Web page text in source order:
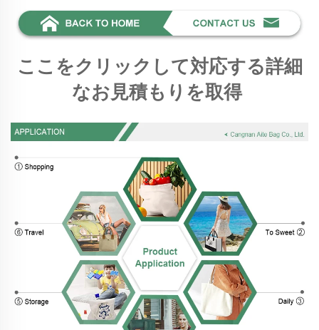
ここをクリックして対応する詳細
なお見積もりを取得